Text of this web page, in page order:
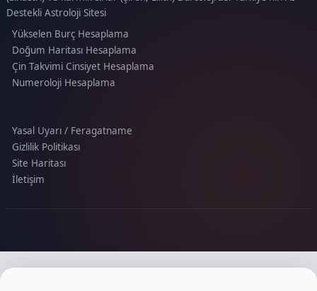
Destekli Astroloji Sitesi
Yükselen Burç Hesaplama
Doğum Haritası Hesaplama
Çin Takvimi Cinsiyet Hesaplama
Numeroloji Hesaplama
Yasal Uyarı / Feragatname
Gizlilik Politikası
Site Haritası
İletişim